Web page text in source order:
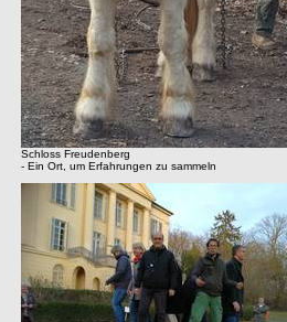
Schloss Freudenberg
- Ein Ort, um Erfahrungen zu sammeln